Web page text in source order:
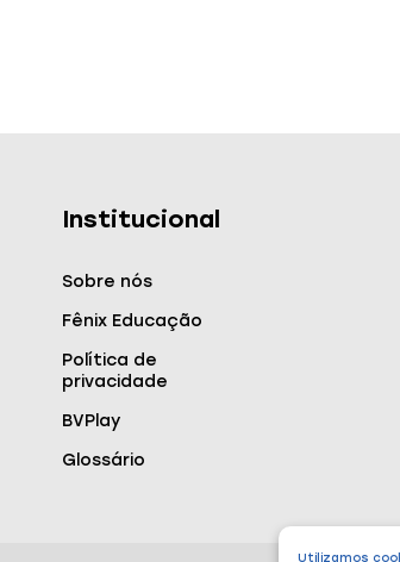
Utilizamos
Institucional
Sobre nós
Fênix Educação
Política de
privacidade
BVPlay
Glossário